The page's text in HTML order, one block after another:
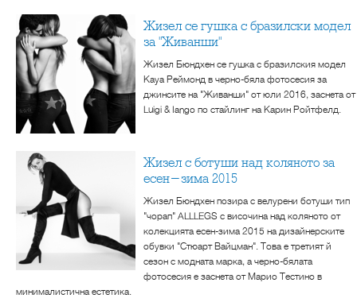
Жизел се гушка с бразилски модел
за "Живанши"
Жизел Бюндхен се гушка с бразилския модел
Кауа Реймонд в черно-бяла фотосесия за
джинсите на "Живанши" от юли 2016, заснета от
Luigi & Iango по стайлинг на Карин Ройтфелд.
Жизел с ботуши над коляното за
есен-зима 2015
Жизел Бюндхен позира с велурени ботуши тип
"чорап" ALLLEGS с височина над коляното от
колекцията есен-зима 2015 на дизайнерските
обувки "Стюарт Вайцман". Това е третият й
сезон с модната марка, а черно-бялата
фотосесия е заснета от Марио Тестино в
минималистична естетика.